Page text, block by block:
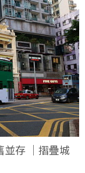
存 ｜摺疊城